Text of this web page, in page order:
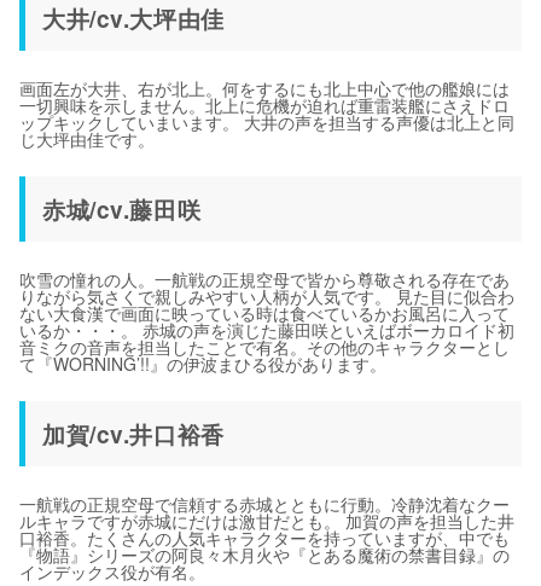
大井/cv.大坪由佳
画面左が大井、右が北上。何をするにも北上中心で他の艦娘には
一切興味を示しません。北上に危機が迫れば重雷装艦にさえドロ
ップキックしていまいます。 大井の声を担当する声優は北上と同
じ大坪由佳です。
赤城/cv.藤田咲
吹雪の憧れの人。一航戦の正規空母で皆から尊敬される存在であ
りながら気さくで親しみやすい人柄が人気です。 見た目に似合わ
ない大食漢で画面に映っている時は食べているかお風呂に入って
いるか・・・。 赤城の声を演じた藤田咲といえばボーカロイド初
音ミクの音声を担当したことで有名。その他のキャラクターとし
て『WORNING’!!』の伊波まひる役があります。
加賀/cv.井口裕香
一航戦の正規空母で信頼する赤城とともに行動。冷静沈着なクー
ルキャラですが赤城にだけは激甘だとも。 加賀の声を担当した井
口裕香。たくさんの人気キャラクターを持っていますが、中でも
『物語』シリーズの阿良々木月火や『とある魔術の禁書目録』の
インデックス役が有名。